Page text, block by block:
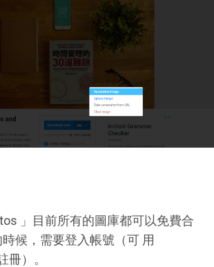
」目前所有的圖庫都可以免費合
候，需要登入帳號（可 用
冊）。